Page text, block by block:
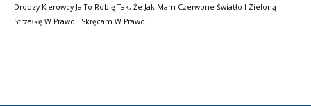
Drodzy Kierowcy Ja To Robię Tak, Że Jak Mam Czerwone Światło I Zieloną
Strzałkę W Prawo I Skręcam W Prawo…